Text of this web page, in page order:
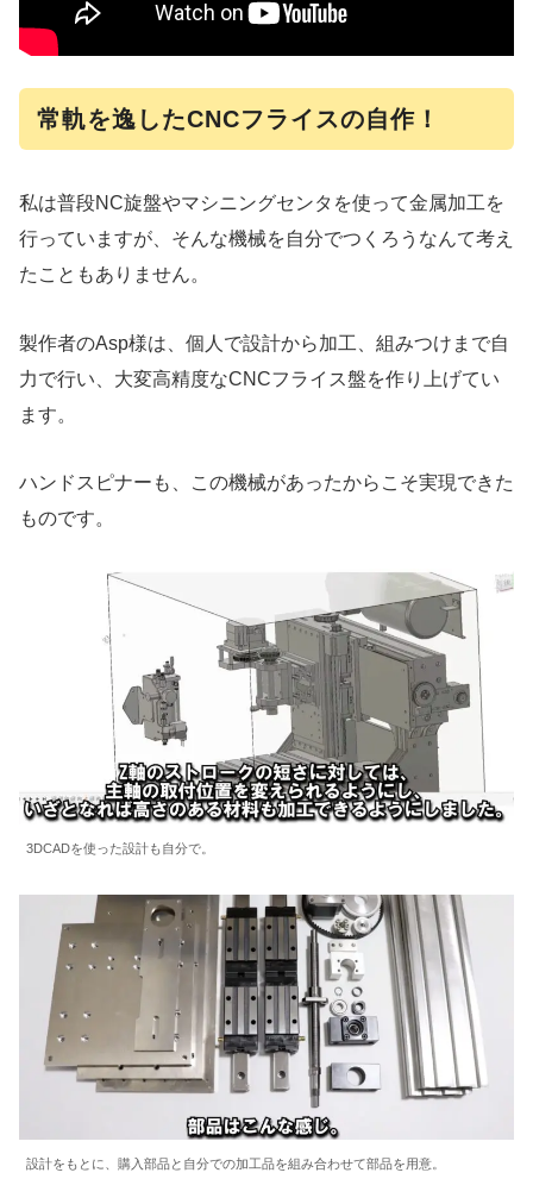
常軌を逸したCNCフライスの自作！
私は普段NC旋盤やマシニングセンタを使って金属加工を
行っていますが、そんな機械を自分でつくろうなんて考え
たこともありません。
製作者のAsp様は、個人で設計から加工、組みつけまで自
力で行い、大変高精度なCNCフライス盤を作り上げてい
ます。
ハンドスピナーも、この機械があったからこそ実現できた
ものです。
3DCADを使った設計も自分で。
設計をもとに、購入部品と自分での加工品を組み合わせて部品を用意。